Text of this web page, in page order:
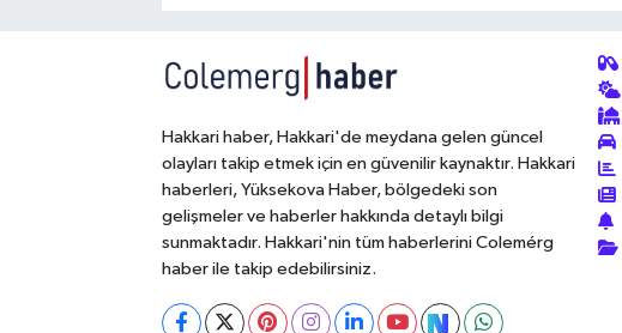
Hakkari haber, Hakkari'de meydana gelen güncel
olayları takip etmek için en güvenilir kaynaktır. Hakkari
haberleri, Yüksekova Haber, bölgedeki son
gelişmeler ve haberler hakkında detaylı bilgi
sunmaktadır. Hakkari'nin tüm haberlerini Colemérg
haber ile takip edebilirsiniz.